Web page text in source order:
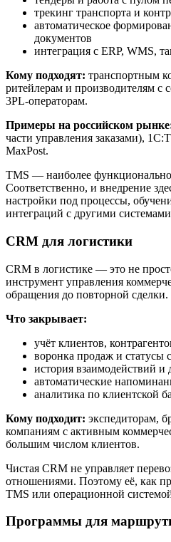
трекинг транспорта и
автоматическое
документов
интеграция с ERP, WMS,
Кому подходят: транспортным
ритейлерам и производителям с
3PL-операторам.
Примеры на российском
части управления заказами),
MaxPost.
TMS — наиболее
Соответственно, и внедрение
настройки под процессы,
интеграций с другими
CRM для логистики
CRM в логистике — это не
инструмент управления
обращения до повторной сделки.
Что закрывает:
учёт клиентов,
воронка продаж и статусы
история взаимодействий и
автоматические
аналитика по клиентской
Кому подходит: экспедиторам,
компаниям с активным
большим числом клиентов.
Чистая CRM не управляет
отношениями. Поэтому её, как
TMS или операционной
Программы для